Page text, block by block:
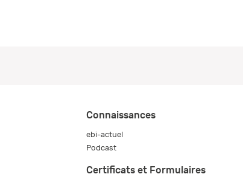
Connaissances
ebi-actuel
Podcast
Certificats et Formulaires